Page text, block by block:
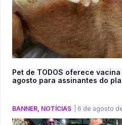
Pet de TODOS oferece
agosto para assinantes do
BANNER, NOTÍCIAS 6 de agosto